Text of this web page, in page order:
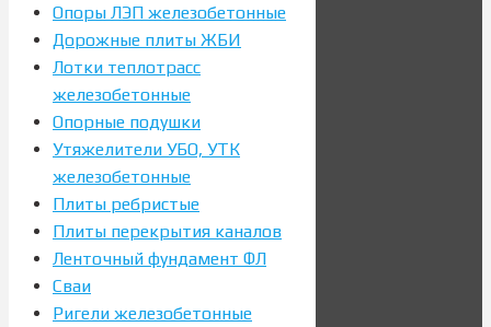
Опоры ЛЭП железобетонные
Дорожные плиты ЖБИ
Лотки теплотрасс
железобетонные
Опорные подушки
Утяжелители УБО, УТК
железобетонные
Плиты ребристые
Плиты перекрытия каналов
Ленточный фундамент ФЛ
Сваи
Ригели железобетонные